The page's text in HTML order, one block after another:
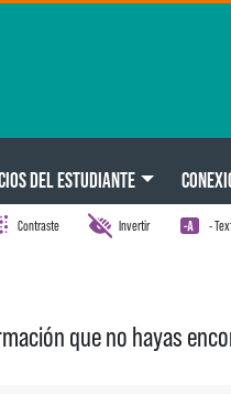
DEL ESTUDIANTE
Contraste Invertir -
que no hayas